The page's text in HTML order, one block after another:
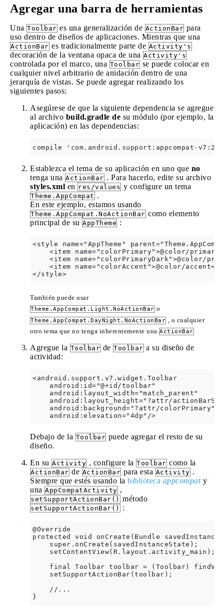
Agregar una barra de herramientas
Una Toolbar es una generalización de ActionBar para
uso dentro de diseños de aplicaciones. Mientras que una
ActionBar es tradicionalmente parte de Activity's
decoración de la ventana opaca de una Activity's
controlada por el marco, una Toolbar se puede colocar en
cualquier nivel arbitrario de anidación dentro de una
jerarquía de vistas. Se puede agregar realizando los
siguientes pasos:
Asegúrese de que la siguiente dependencia se agregue
al archivo build.gradle de su módulo (por ejemplo, la
aplicación) en las dependencias:
Establezca el tema de su aplicación en uno que no
tenga una ActionBar . Para hacerlo, edite su archivo
styles.xml en res/values y configure un tema
Theme.AppCompat .
En este ejemplo, estamos usando
Theme.AppCompat.NoActionBar como elemento
principal de su AppTheme :
<style name="AppTheme"
<item name="colorPrimary">@color/
<item name="colorPrimaryDark">@color/
<item name="colorAccent">@color/accent</
También puede usar
Theme.AppCompat.Light.NoActionBar o
Theme.AppCompat.DayNight.NoActionBar
, o cualquier
otro tema que no tenga inherentemente una ActionBar
Agregue la Toolbar de Toolbar a su diseño de
actividad:
<android.support.v7.widget.Toolbar
    android:id="@+id/toolbar"
    android:layout_width="match_parent"
android:layout_height="?attr/
    android:background="?attr/colorPrimary"
Debajo de la Toolbar puede agregar el resto de su
diseño.
En su Activity , configure la Toolbar como la
ActionBar de ActionBar para esta Activity .
Siempre que estés usando la biblioteca appcompaty
una AppCompatActivity ,
setSupportActionBar() método
setSupportActionBar() :
@Override
protected void onCreate(Bundle
    super.onCreate(savedInstanceState);
    setContentView(R.layout.activity_main);
final Toolbar toolbar = (Toolbar)
    setSupportActionBar(toolbar);
    //...